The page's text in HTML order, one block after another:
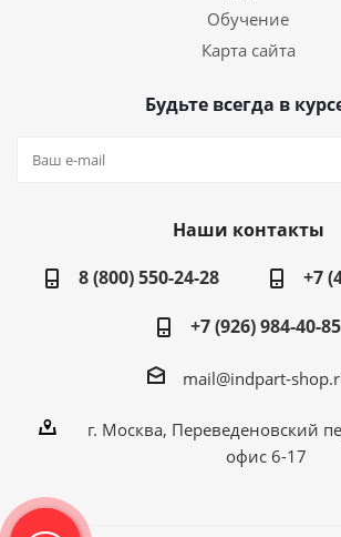
Обучение
Карта сайта
Будьте всегда в
Наши контакты
8 (800) 550-24-28
+7
+7 (926) 984-40-85
mail@indpart-
г. Москва, Переведеновский
офис 6-17